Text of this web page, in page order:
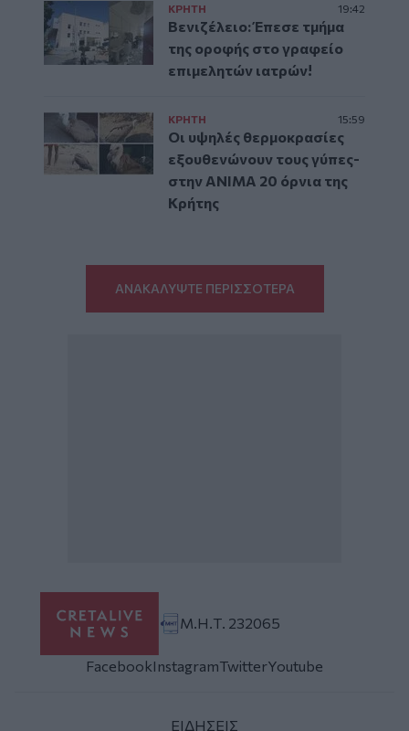
ΚΡΗΤΗ 19:42
Βενιζέλειο: Έπεσε τμήμα
της οροφής στο γραφείο
επιμελητών ιατρών!
ΚΡΗΤΗ 15:59
Οι υψηλές θερμοκρασίες
εξουθενώνουν τους γύπες-
στην ΑΝΙΜΑ 20 όρνια της
Κρήτης
ΑΝΑΚΑΛΥΨΤΕ ΠΕΡΙΣΣΟΤΕΡΑ
Μ.Η.Τ. 232065
FacebookInstagramTwitterYoutube
ΕΙΔΗΣΕΙΣ